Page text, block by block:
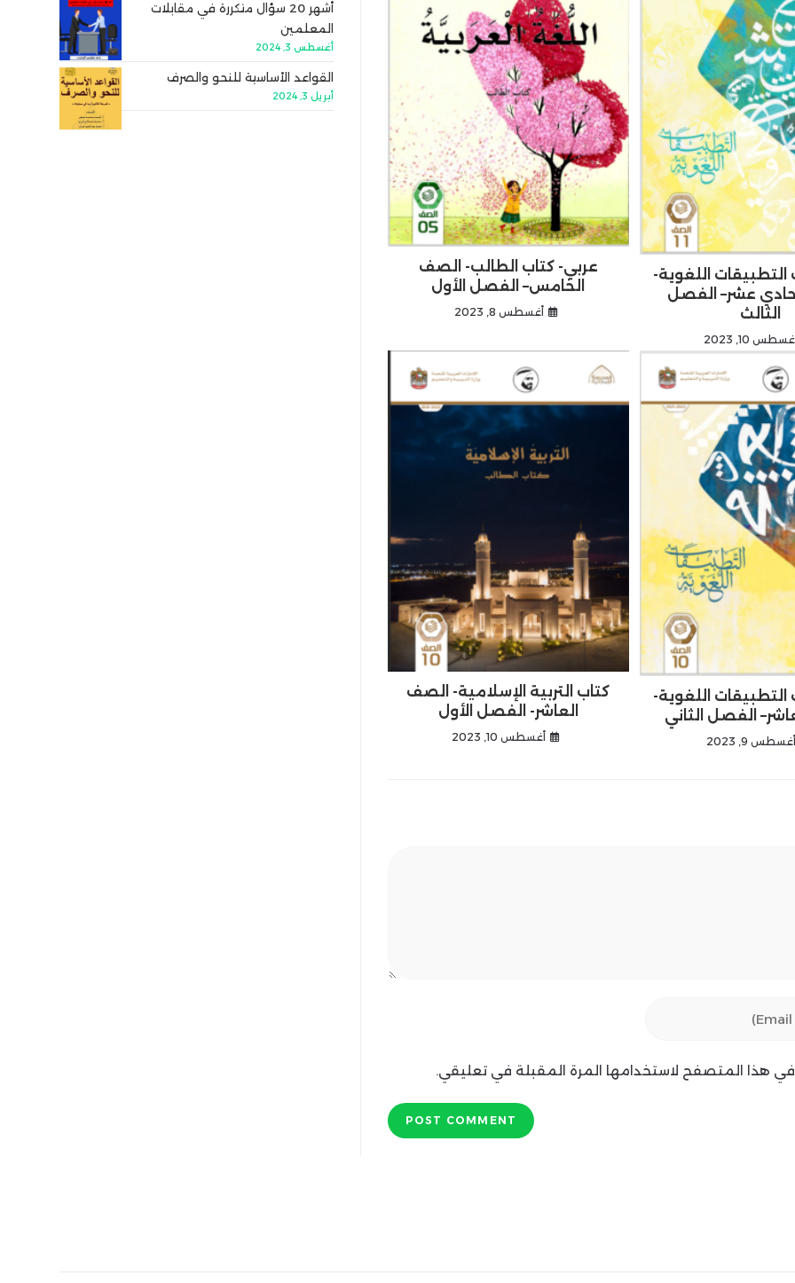
عربي- كتاب الطالب- الصف
الخامس– الفصل الأول
أغسطس 8, 2023
التطبيقات اللغوية-
عشر– الفصل
الثالث
10, 2023
كتاب التربية الإسلامية- الصف
العاشر- الفصل الأول
أغسطس 10, 2023
التطبيقات اللغوية-
الفصل الثاني
أغسطس 9, 2023
في هذا المتصفح لاستخدامها المرة المقبلة في تعليقي.
أشهر 20 سؤال متكررة في مقابلات
المعلمين
أغسطس 3, 2024
القواعد الأساسية للنحو والصرف
أبريل 3, 2024